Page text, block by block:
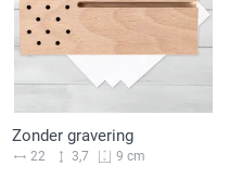
Zonder gravering
22 3,7 9 cm